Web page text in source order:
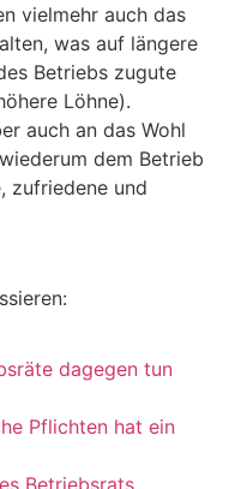
vielmehr auch das
was auf längere
Betriebs zugute
Löhne).
auch an das Wohl
dem Betrieb
zufriedene und
dagegen tun
Pflichten hat ein
Betriebsrats